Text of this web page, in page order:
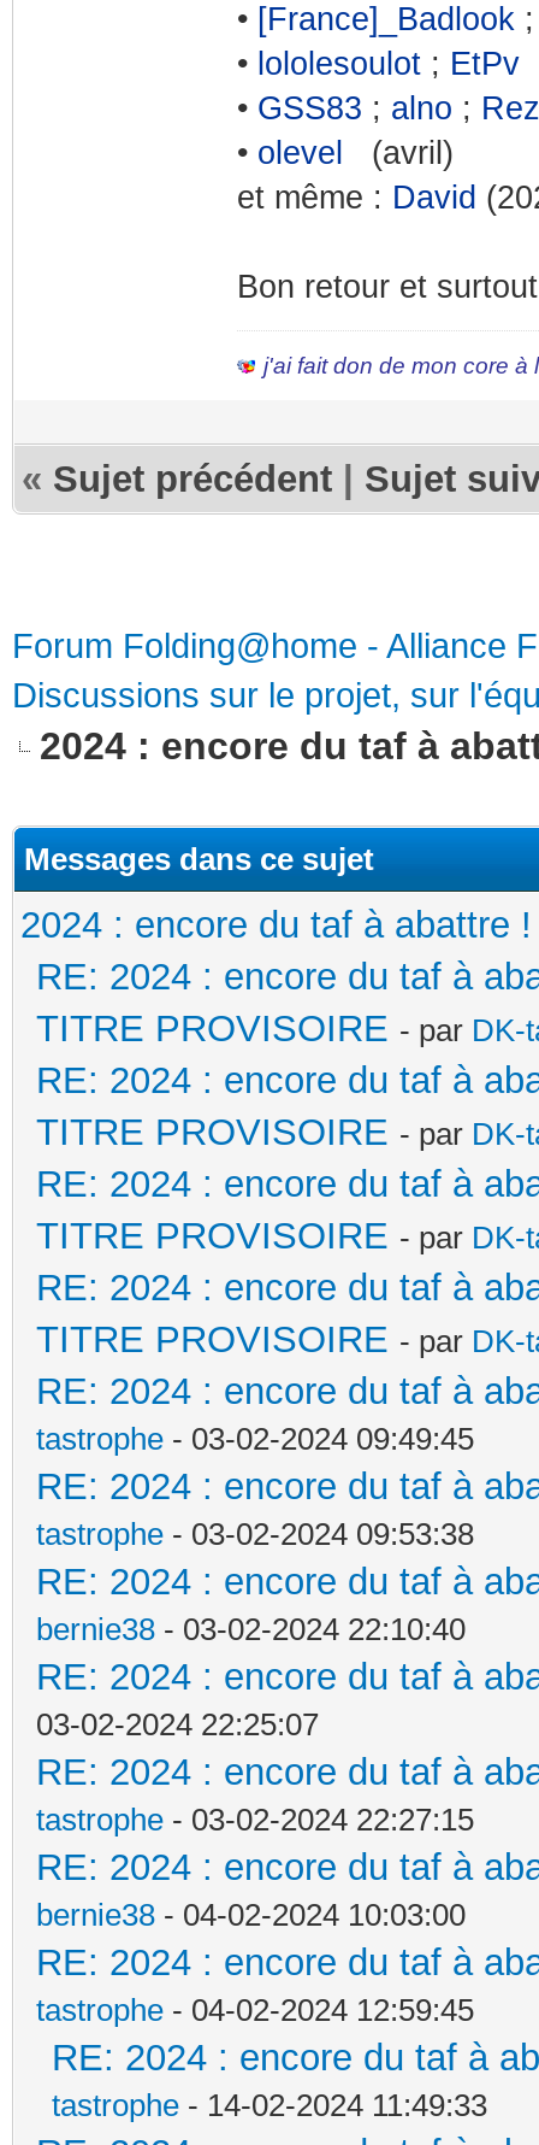
• [France]_Badlook ;
• lololesoulot ;
• GSS83 ; alno ;
• olevel
(avril)
et même : David
Bon retour et
j'ai fait don de mon core à
« Sujet précédent Sujet
Forum Folding@home - Alliance
Discussions sur le projet, sur
2024 : encore du taf à
Messages dans ce sujet
2024 : encore du taf à abattre !
RE: 2024 : encore du taf à
TITRE PROVISOIRE - par DK-
RE: 2024 : encore du taf à
TITRE PROVISOIRE - par DK-
RE: 2024 : encore du taf à
TITRE PROVISOIRE - par DK-
RE: 2024 : encore du taf à
TITRE PROVISOIRE - par DK-
RE: 2024 : encore du taf à
tastrophe - 03-02-2024 09:49:45
RE: 2024 : encore du taf à
tastrophe - 03-02-2024 09:53:38
RE: 2024 : encore du taf à
bernie38 - 03-02-2024 22:10:40
RE: 2024 : encore du taf à
03-02-2024 22:25:07
RE: 2024 : encore du taf à
tastrophe - 03-02-2024 22:27:15
RE: 2024 : encore du taf à
bernie38 - 04-02-2024 10:03:00
RE: 2024 : encore du taf à
tastrophe - 04-02-2024 12:59:45
RE: 2024 : encore du taf à
tastrophe - 14-02-2024 11:49:33